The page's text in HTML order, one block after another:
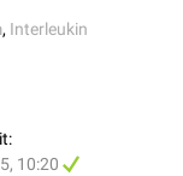
, Interleukin
10:20